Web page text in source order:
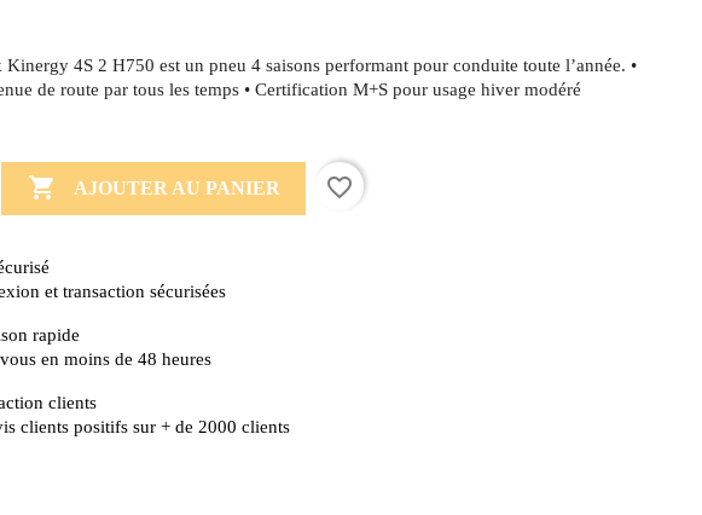
4S 2 H750 est un pneu 4 saisons performant pour conduite toute l’année. •
de route par tous les temps • Certification M+S pour usage hiver modéré
 AJOUTER AU PANIER favorite_border
et transaction sécurisées
rapide
en moins de 48 heures
clients
clients positifs sur + de 2000 clients